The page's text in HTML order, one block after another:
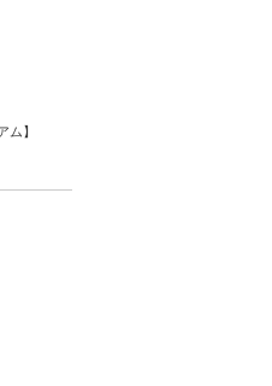
ム】